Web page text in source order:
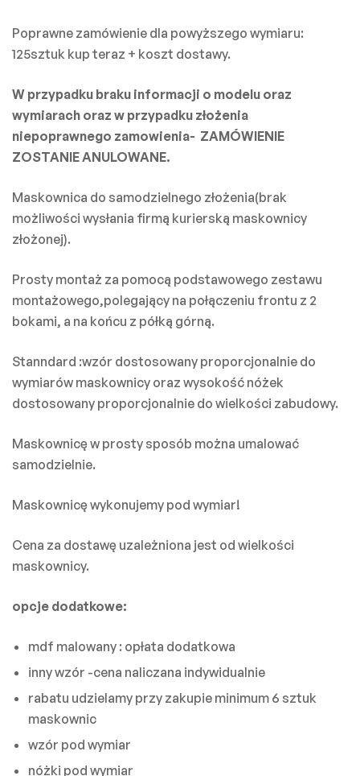
Poprawne zamówienie dla powyższego wymiaru:
125sztuk kup teraz + koszt dostawy.
W przypadku braku informacji o modelu oraz
wymiarach oraz w przypadku złożenia
niepoprawnego zamowienia- ZAMÓWIENIE
ZOSTANIE ANULOWANE.
Maskownica do samodzielnego złożenia(brak
możliwości wysłania firmą kurierską maskownicy
złożonej).
Prosty montaż za pomocą podstawowego zestawu
montażowego,polegający na połączeniu frontu z 2
bokami, a na końcu z półką górną.
Stanndard :wzór dostosowany proporcjonalnie do
wymiarów maskownicy oraz wysokość nóżek
dostosowany proporcjonalnie do wielkości zabudowy.
Maskownicę w prosty sposób można umalować
samodzielnie.
Maskownicę wykonujemy pod wymiar!
Cena za dostawę uzależniona jest od wielkości
maskownicy.
opcje dodatkowe:
mdf malowany : opłata dodatkowa
inny wzór -cena naliczana indywidualnie
rabatu udzielamy przy zakupie minimum 6 sztuk
maskownic
wzór pod wymiar
nóżki pod wymiar